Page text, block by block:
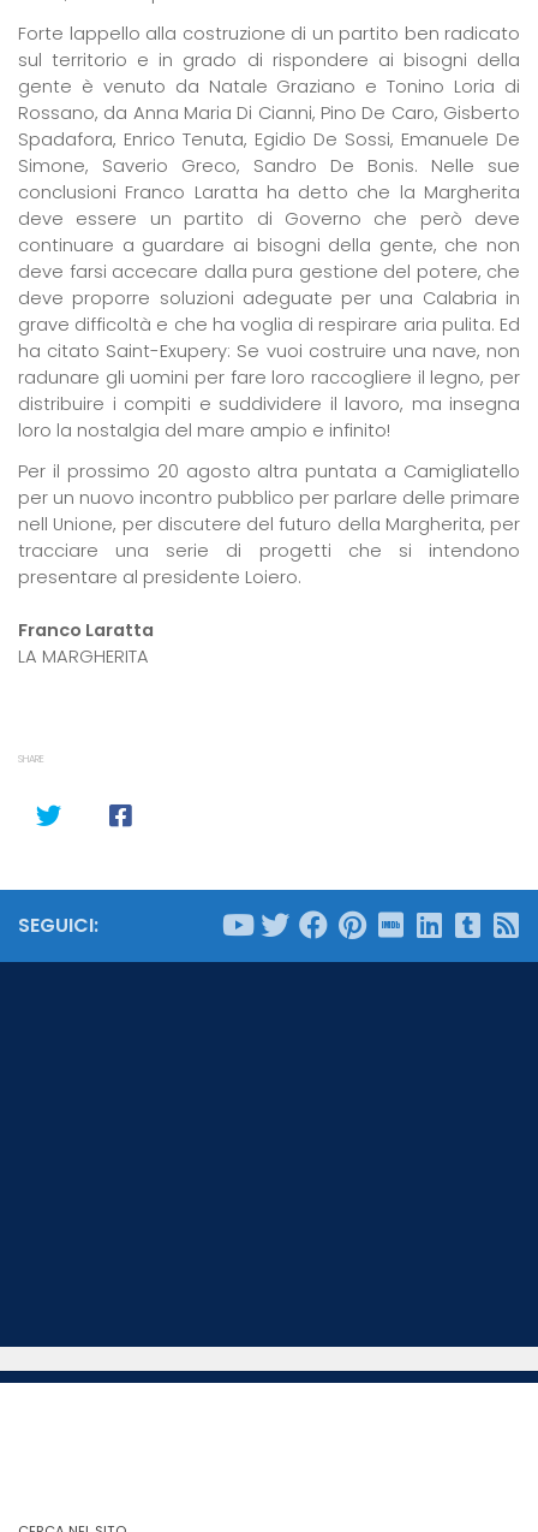
Forte lappello alla costruzione di un partito ben radicato
sul territorio e in grado di rispondere ai bisogni della
gente è venuto da Natale Graziano e Tonino Loria di
Rossano, da Anna Maria Di Cianni, Pino De Caro, Gisberto
Spadafora, Enrico Tenuta, Egidio De Sossi, Emanuele De
Simone, Saverio Greco, Sandro De Bonis. Nelle sue
conclusioni Franco Laratta ha detto che la Margherita
deve essere un partito di Governo che però deve
continuare a guardare ai bisogni della gente, che non
deve farsi accecare dalla pura gestione del potere, che
deve proporre soluzioni adeguate per una Calabria in
grave difficoltà e che ha voglia di respirare aria pulita. Ed
ha citato Saint-Exupery: Se vuoi costruire una nave, non
radunare gli uomini per fare loro raccogliere il legno, per
distribuire i compiti e suddividere il lavoro, ma insegna
loro la nostalgia del mare ampio e infinito!
Per il prossimo 20 agosto altra puntata a Camigliatello
per un nuovo incontro pubblico per parlare delle primare
nell Unione, per discutere del futuro della Margherita, per
tracciare una serie di progetti che si intendono
presentare al presidente Loiero.
Franco Laratta
LA MARGHERITA
SHARE
SEGUICI: